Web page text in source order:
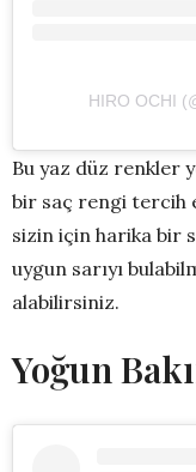
HIRO OCHI
Bu yaz düz renkler
bir saç rengi tercih
sizin için harika bir
uygun sarıyı
alabilirsiniz.
Yoğun